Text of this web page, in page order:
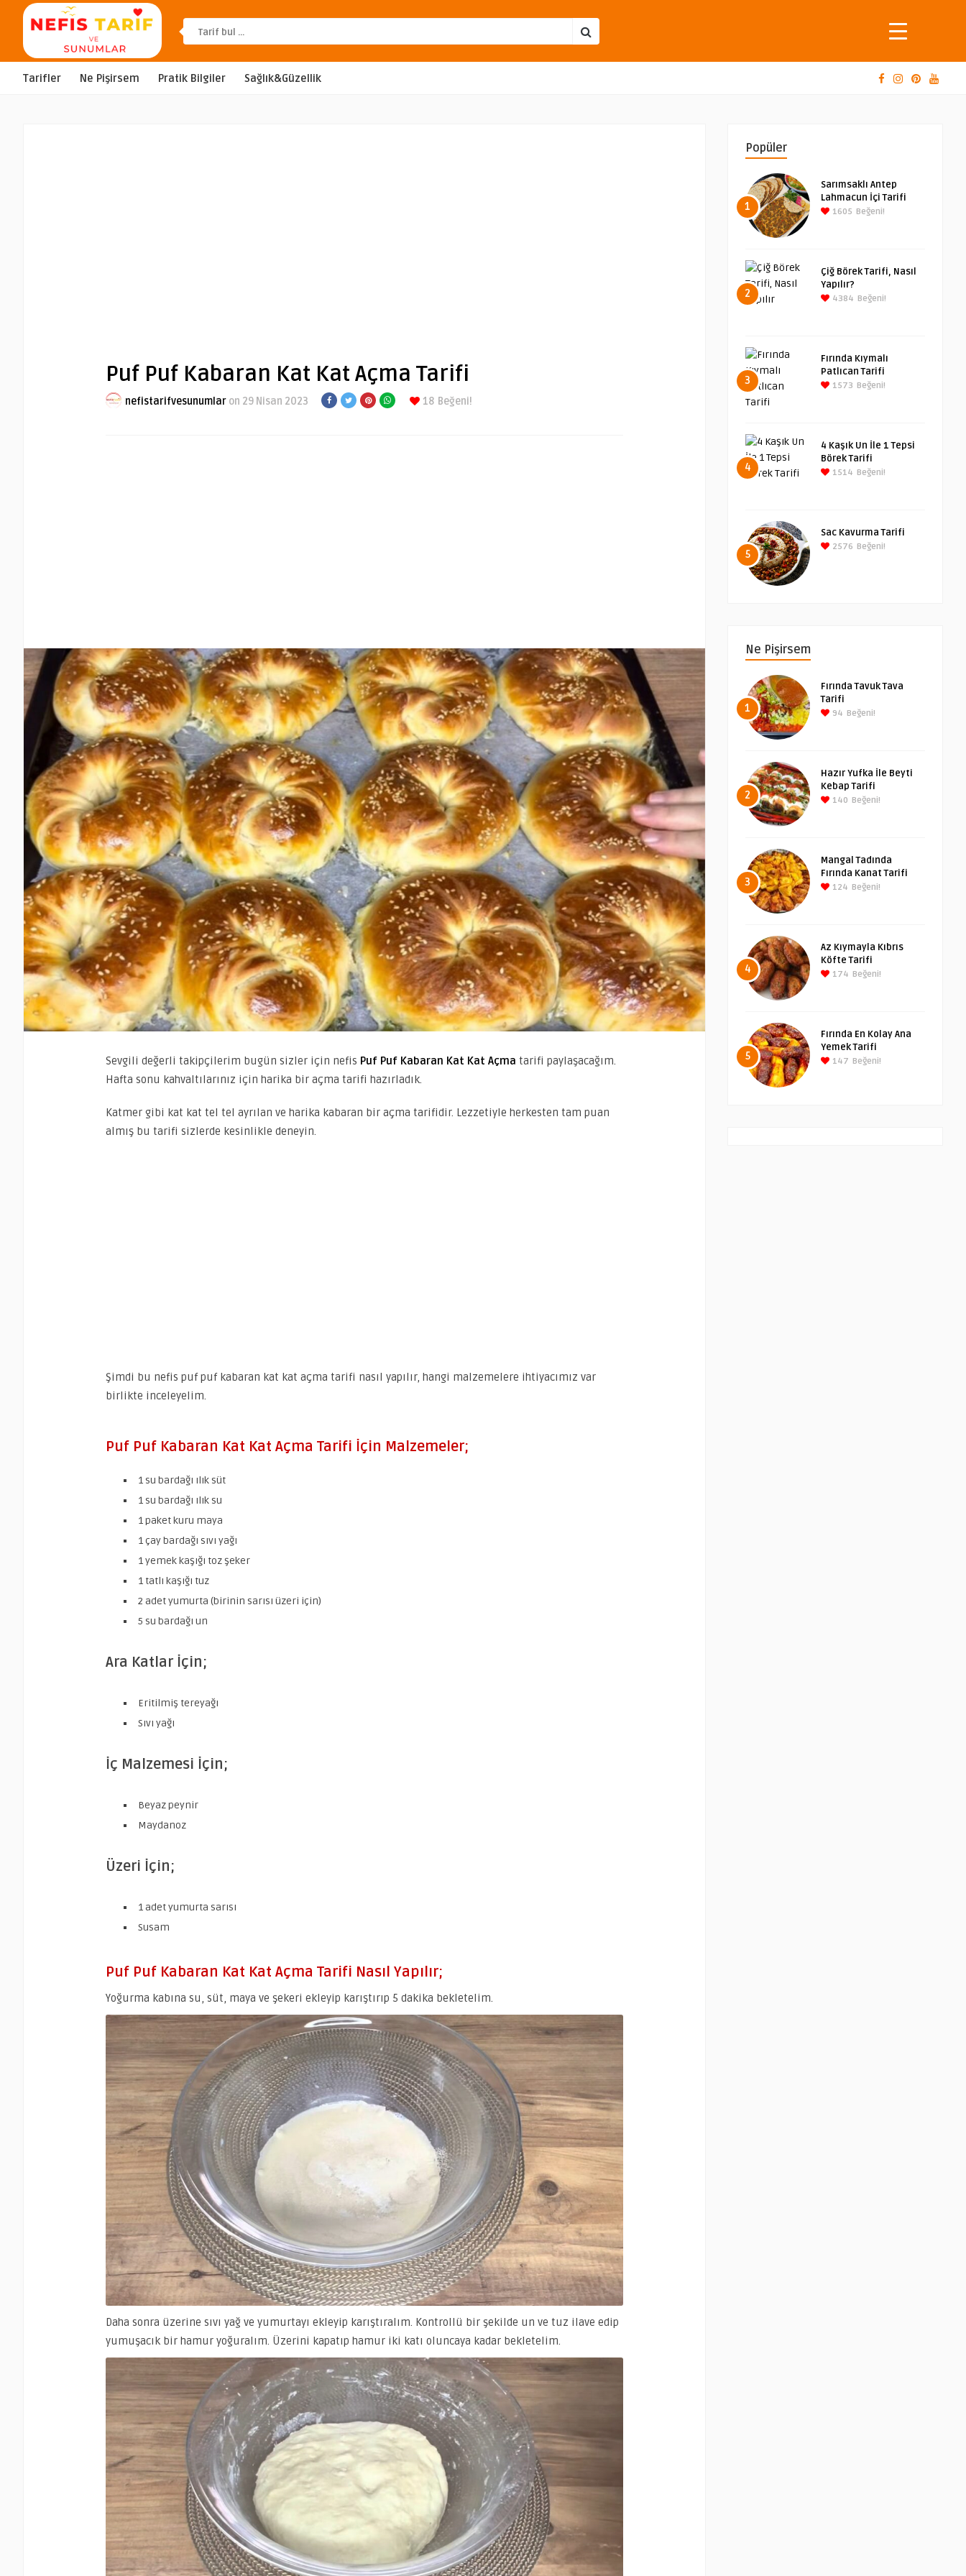
Tarifler Ne Pişirsem Pratik Bilgiler Sağlık&Güzellik
Puf Puf Kabaran Kat Kat Açma Tarifi
nefistarifvesunumlar on 29 Nisan 2023 18 Beğeni!
Sevgili değerli takipçilerim bugün sizler için nefis Puf Puf Kabaran Kat Kat Açma tarifi paylaşacağım.
Hafta sonu kahvaltılarınız için harika bir açma tarifi hazırladık.
Katmer gibi kat kat tel tel ayrılan ve harika kabaran bir açma tarifidir. Lezzetiyle herkesten tam puan
almış bu tarifi sizlerde kesinlikle deneyin.
Şimdi bu nefis puf puf kabaran kat kat açma tarifi nasıl yapılır, hangi malzemelere ihtiyacımız var
birlikte inceleyelim.
Puf Puf Kabaran Kat Kat Açma Tarifi İçin Malzemeler;
1 su bardağı ılık süt
1 su bardağı ılık su
1 paket kuru maya
1 çay bardağı sıvı yağı
1 yemek kaşığı toz şeker
1 tatlı kaşığı tuz
2 adet yumurta (birinin sarısı üzeri için)
5 su bardağı un
Ara Katlar İçin;
Eritilmiş tereyağı
Sıvı yağı
İç Malzemesi İçin;
Beyaz peynir
Maydanoz
Üzeri İçin;
1 adet yumurta sarısı
Susam
Puf Puf Kabaran Kat Kat Açma Tarifi Nasıl Yapılır;
Yoğurma kabına su, süt, maya ve şekeri ekleyip karıştırıp 5 dakika bekletelim.
Daha sonra üzerine sıvı yağ ve yumurtayı ekleyip karıştıralım. Kontrollü bir şekilde un ve tuz ilave edip
yumuşacık bir hamur yoğuralım. Üzerini kapatıp hamur iki katı oluncaya kadar bekletelim.
Popüler
1
Sarımsaklı Antep
Lahmacun İçi Tarifi
1605 Beğeni!
2
Çiğ Börek Tarifi, Nasıl
Yapılır?
4384 Beğeni!
3
Fırında Kıymalı
Patlıcan Tarifi
1573 Beğeni!
4
4 Kaşık Un İle 1 Tepsi
Börek Tarifi
1514 Beğeni!
5
Sac Kavurma Tarifi
2576 Beğeni!
Ne Pişirsem
1
Fırında Tavuk Tava
Tarifi
94 Beğeni!
2
Hazır Yufka İle Beyti
Kebap Tarifi
140 Beğeni!
3
Mangal Tadında
Fırında Kanat Tarifi
124 Beğeni!
4
Az Kıymayla Kıbrıs
Köfte Tarifi
174 Beğeni!
5
Fırında En Kolay Ana
Yemek Tarifi
147 Beğeni!